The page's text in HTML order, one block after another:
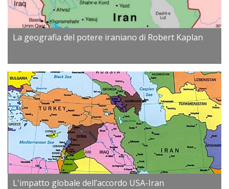
La geografia del potere iraniano di Robert Kaplan
L'impatto globale dell’accordo USA-Iran